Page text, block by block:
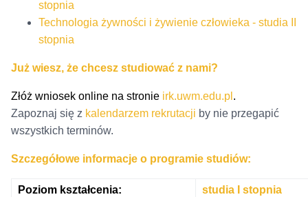
stopnia
Technologia żywności i żywienie człowieka - studia II
stopnia
Już wiesz, że chcesz studiować z nami?
Złóż wniosek online na stronie irk.uwm.edu.pl .
Zapoznaj się z kalendarzem rekrutacji by nie przegapić
wszystkich terminów.
Szczegółowe informacje o programie studiów:
Poziom kształcenia:
studia I stopnia